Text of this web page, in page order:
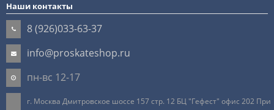
Наши контакты
8 (926)033-63-37
info@proskateshop.ru
пн-вс 12-17
г. Москва Дмитровское шоссе 157 стр. 12 БЦ "Гефест" офис 202 При